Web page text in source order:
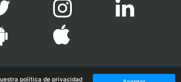
política de privacidad